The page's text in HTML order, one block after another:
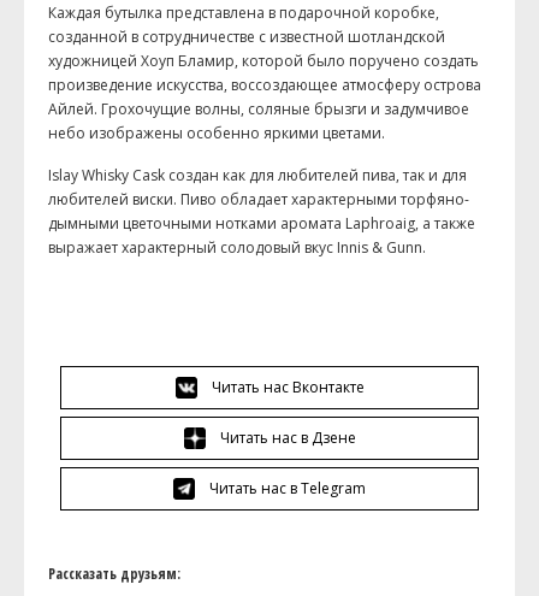
Каждая бутылка представлена ​​в подарочной коробке,
созданной в сотрудничестве с известной шотландской
художницей Хоуп Бламир, которой было поручено создать
произведение искусства, воссоздающее атмосферу острова
Айлей. Грохочущие волны, соляные брызги и задумчивое
небо изображены особенно яркими цветами.
Islay Whisky Cask создан как для любителей пива, так и для
любителей виски. Пиво обладает характерными торфяно-
дымными цветочными нотками аромата Laphroaig, а также
выражает характерный солодовый вкус Innis & Gunn.
Читать нас Вконтакте
Читать нас в Дзене
Читать нас в Telegram
Рассказать друзьям: